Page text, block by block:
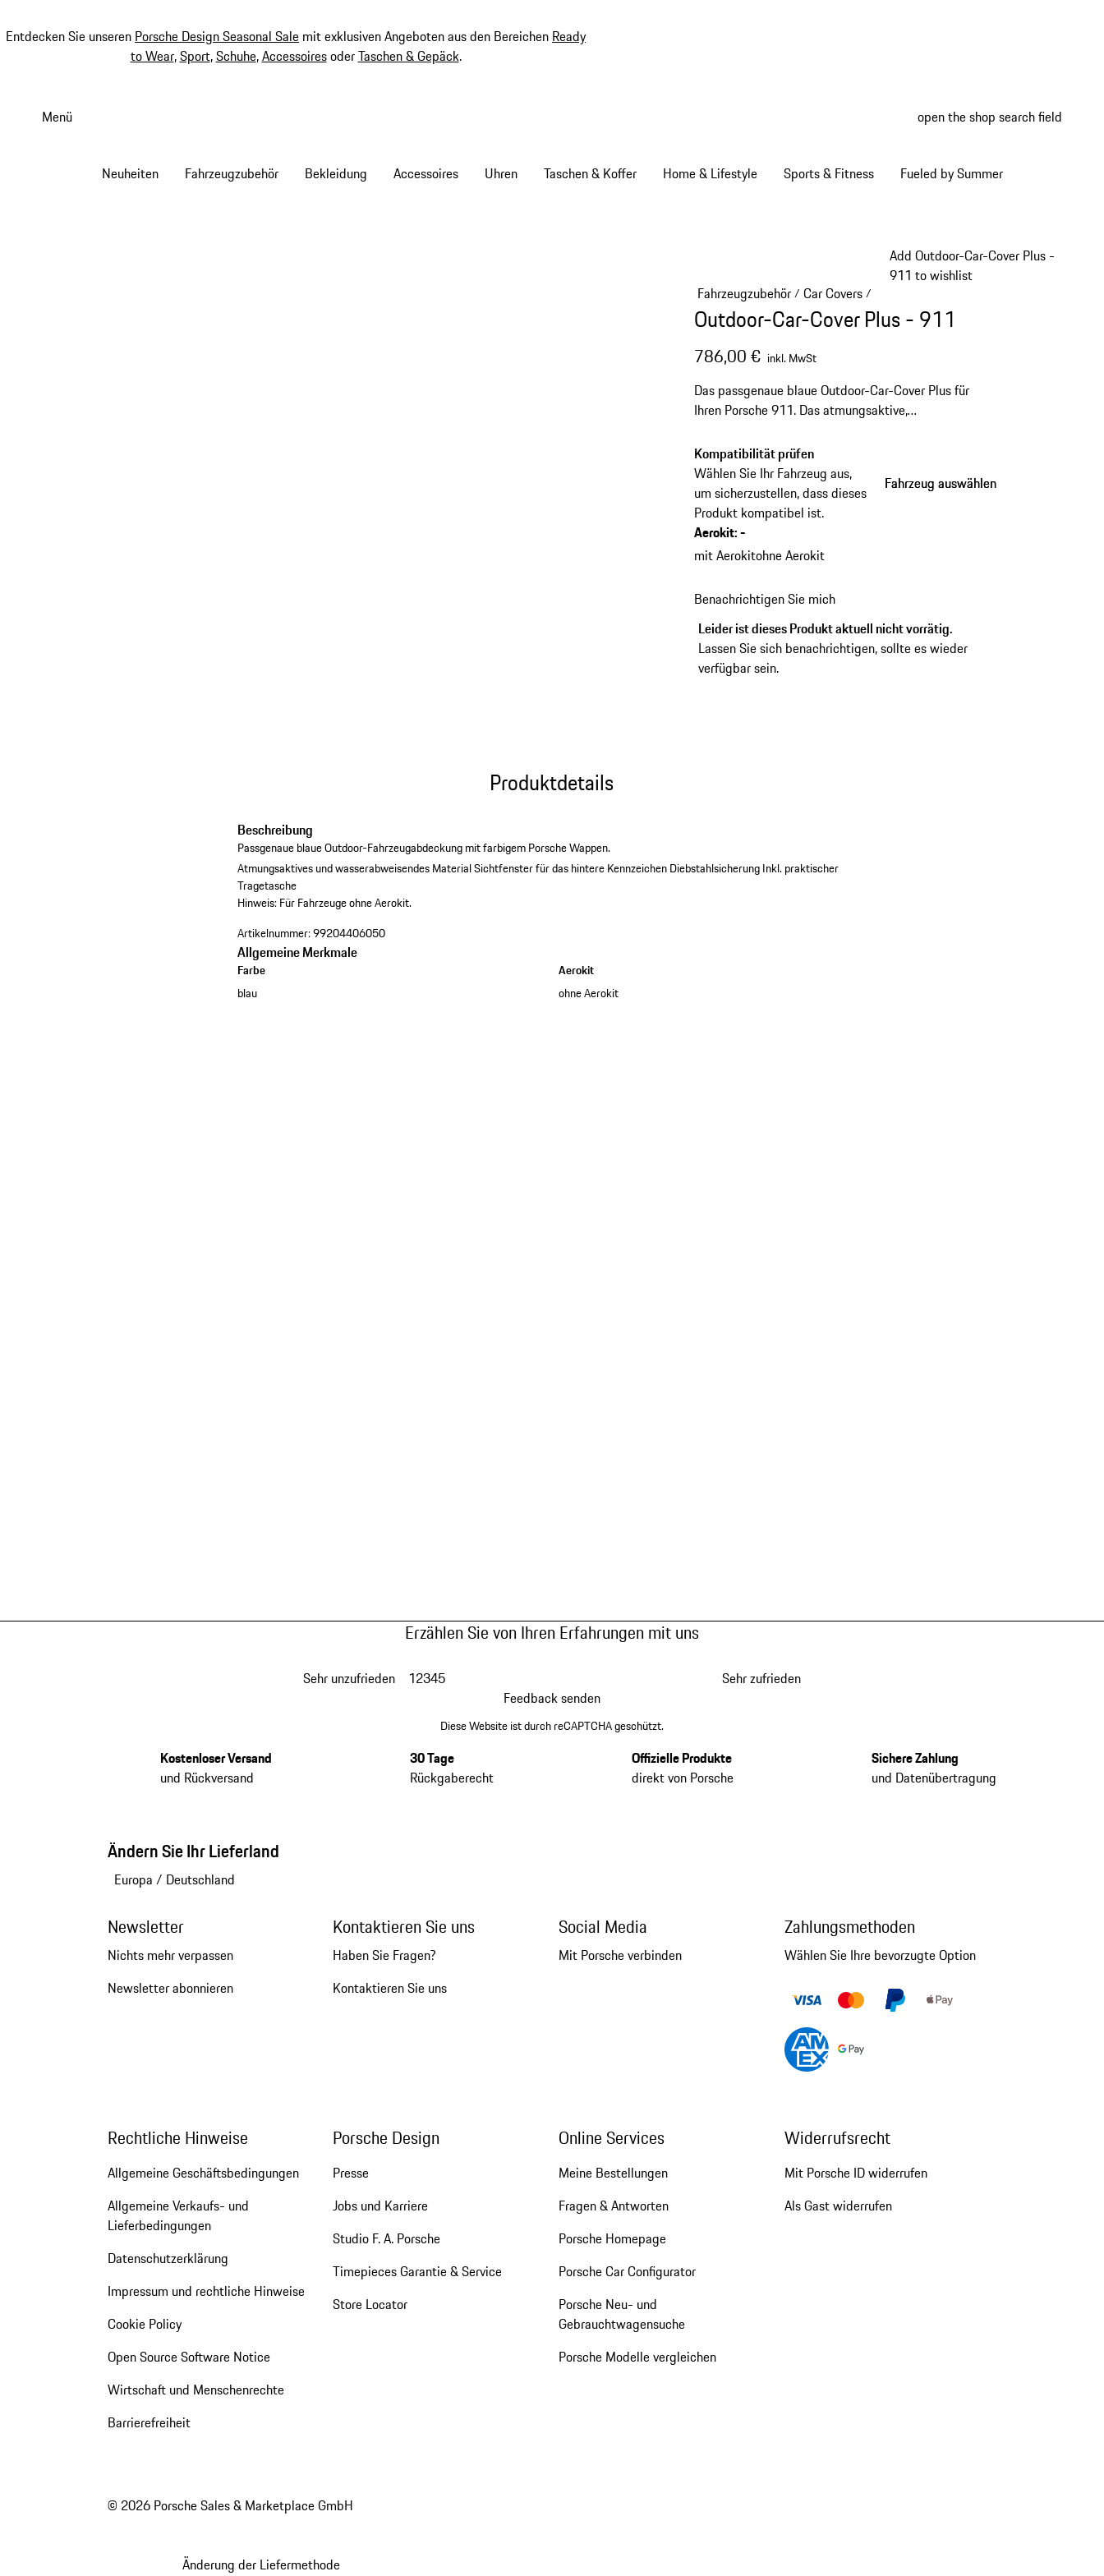
Entdecken Sie unseren Porsche Design Seasonal Sale mit exklusiven Angeboten aus den Bereichen Ready
to Wear,Sport,Schuhe,AccessoiresoderTaschen & Gepäck.
Hauptinhalt
Menü open the shop search field
Neuheiten Fahrzeugzubehör Bekleidung Accessoires Uhren Taschen & Koffer Home & Lifestyle Sports & Fitness Fueled by Summer
Add Outdoor-Car-Cover Plus -
911 to wishlist
Fahrzeugzubehör/ Car Covers/
Outdoor-Car-Cover Plus - 911
786,00 € inkl. MwSt
Das passgenaue blaue Outdoor-Car-Cover Plus für
Ihren Porsche 911. Das atmungsaktive,
Verschmutzung. Mit farbigem Porsche Wappen,
Sichtfenster für das Kennzeichen und integrierter
Diebstahlsicherung.
Kompatibilität prüfen
Wählen Sie Ihr Fahrzeug aus,
um sicherzustellen, dass dieses
Produkt kompatibel ist.
Fahrzeug auswählen
Fahrzeug auswählen
Aerokit:-
mit Aerokitohne Aerokit
Benachrichtigen Sie mich
Leider ist dieses Produkt aktuell nicht vorrätig.
Lassen Sie sich benachrichtigen, sollte es wieder
verfügbar sein.
Produktdetails
Beschreibung
Passgenaue blaue Outdoor-Fahrzeugabdeckung mit farbigem Porsche Wappen.
Atmungsaktives und wasserabweisendes MaterialSichtfenster für das hintere KennzeichenDiebstahlsicherungInkl. praktischer
Tragetasche
Hinweis: Für Fahrzeuge ohne Aerokit.
Artikelnummer:99204406050
Allgemeine Merkmale
Farbe
blau
Aerokit
ohne Aerokit
Erzählen Sie von Ihren Erfahrungen mit uns
Sehr unzufrieden 12345
Sehr zufrieden
Feedback senden
Diese Website ist durch reCAPTCHA geschützt.
Kostenloser Versand
und Rückversand
30 Tage
Rückgaberecht
Offizielle Produkte
direkt von Porsche
Sichere Zahlung
und Datenübertragung
Ändern Sie Ihr Lieferland
Europa / Deutschland
Newsletter
Nichts mehr verpassen
Newsletter abonnieren
Kontaktieren Sie uns
Haben Sie Fragen?
Kontaktieren Sie uns
Social Media
Mit Porsche verbinden
Zahlungsmethoden
Wählen Sie Ihre bevorzugte Option
Rechtliche Hinweise
Allgemeine Geschäftsbedingungen
Allgemeine Verkaufs- und
Lieferbedingungen
Datenschutzerklärung
Impressum und rechtliche Hinweise
Cookie Policy
Open Source Software Notice
Wirtschaft und Menschenrechte
Barrierefreiheit
Porsche Design
Presse
Jobs und Karriere
Studio F. A. Porsche
Timepieces Garantie & Service
Store Locator
Online Services
Meine Bestellungen
Fragen & Antworten
Porsche Homepage
Porsche Car Configurator
Porsche Neu- und
Gebrauchtwagensuche
Porsche Modelle vergleichen
Widerrufsrecht
Mit Porsche ID widerrufen
Als Gast widerrufen
© 2026 Porsche Sales & Marketplace GmbH
Änderung der Liefermethode